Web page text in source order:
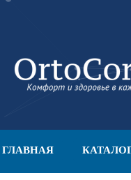
ГЛАВНАЯ